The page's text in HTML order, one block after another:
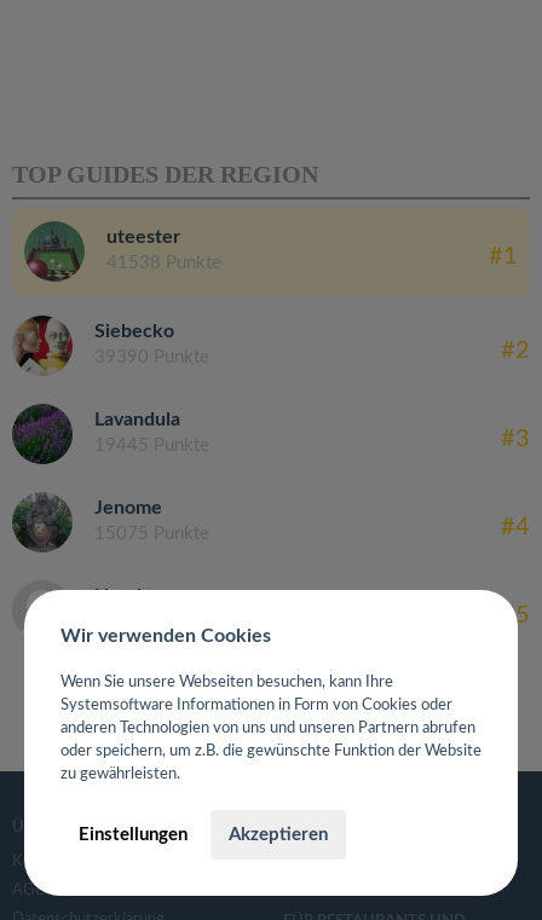
TOP GUIDES DER REGION
uteester
41538 Punkte #1
Siebecko
39390 Punkte #2
Lavandula
19445 Punkte #3
Jenome
15075 Punkte #4
Hund
#5
ÜBER
Kontaktanfrage
AGB
GASTROGUIDE
Wir verwenden Cookies
Wenn Sie unsere Webseiten besuchen, kann Ihre
Systemsoftware Informationen in Form von Cookies oder
anderen Technologien von uns und unseren Partnern abrufen
oder speichern, um z.B. die gewünschte Funktion der Website
zu gewährleisten.
Einstellungen Akzeptieren